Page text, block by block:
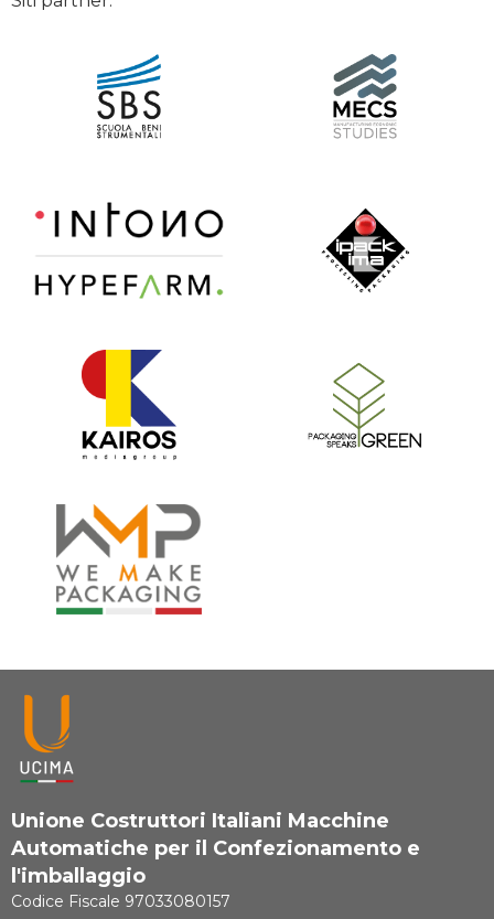
Unione Costruttori Italiani Macchine
Automatiche per il Confezionamento e
l'imballaggio
Codice Fiscale 97033080157